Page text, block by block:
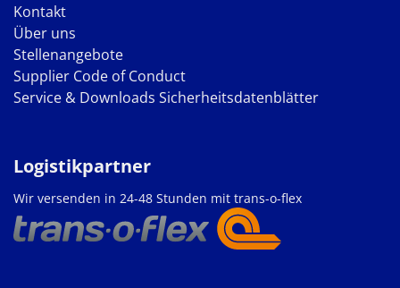
Kontakt
Über uns
Stellenangebote
Supplier Code of Conduct
Service & Downloads Sicherheitsdatenblätter
Logistikpartner
Wir versenden in 24-48 Stunden mit trans-o-flex